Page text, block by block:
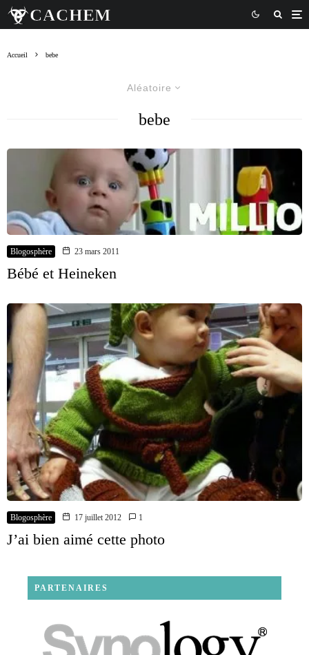
Accueil bebe
Aléatoire
bebe
Blogosphère 23 mars 2011
Bébé et Heineken
Blogosphère 17 juillet 2012 1
J’ai bien aimé cette photo
PARTENAIRES